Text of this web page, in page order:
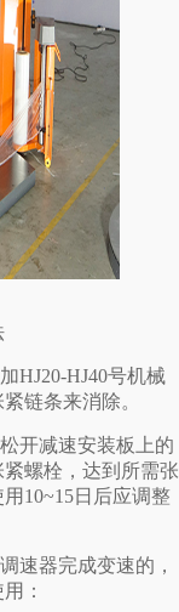
HJ20-HJ40号机械
链条来消除。
开减速安装板上的
螺栓，达到所需张
10~15日后应调整
速器完成变速的，
：